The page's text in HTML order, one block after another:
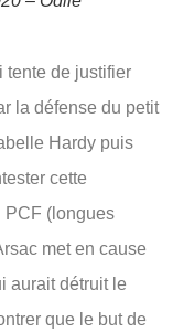
tente de justifier
la défense du petit
Hardy puis
cette
PCF (longues
met en cause
aurait détruit le
que le but de